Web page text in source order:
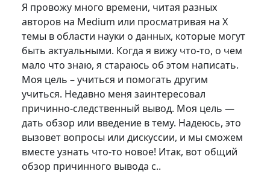
Я провожу много времени, читая разных
авторов на Medium или просматривая на X
темы в области науки о данных, которые могут
быть актуальными. Когда я вижу что-то, о чем
мало что знаю, я стараюсь об этом написать.
Моя цель – учиться и помогать другим
учиться. Недавно меня заинтересовал
причинно-следственный вывод. Моя цель —
дать обзор или введение в тему. Надеюсь, это
вызовет вопросы или дискуссии, и мы сможем
вместе узнать что-то новое! Итак, вот общий
обзор причинного вывода с..